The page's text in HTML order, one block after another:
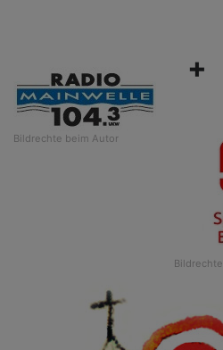
Bildrechte beim Autor
+
Bildrechte